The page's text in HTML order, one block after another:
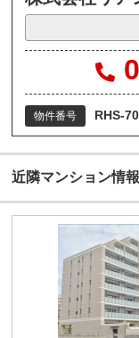
物件番号 RHS-
近隣マンション情報